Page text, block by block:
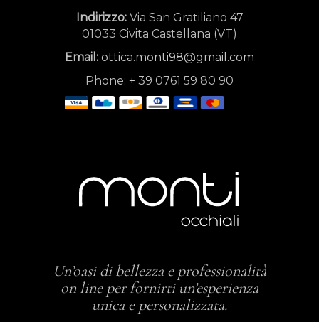
Indirizzo:Via San Gratiliano 47
01033 Civita Castellana (VT)
Email: ottica.monti98@gmail.com
Phone: + 39 0761 59 80 90
Un’oasi di bellezza e professionalità
on line per fornirti un’esperienza
unica e personalizzata.